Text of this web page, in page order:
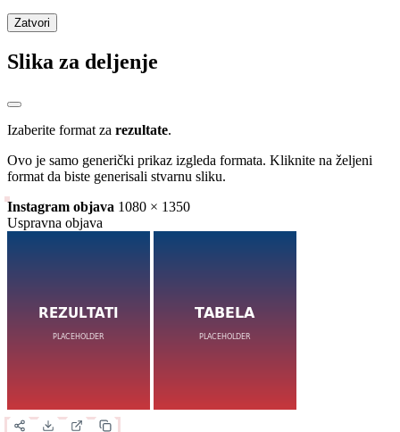
Zatvori
Slika za deljenje
Izaberite format za rezultate.
Ovo je samo generički prikaz izgleda formata. Kliknite na željeni
format da biste generisali stvarnu sliku.
Instagram objava 1080 × 1350
Uspravna objava